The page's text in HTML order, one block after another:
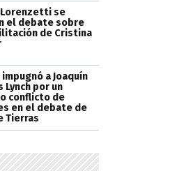
Lorenzetti se
el debate sobre
de Cristina
a Joaquín
Lynch por un
conflicto de
en el debate de
Tierras